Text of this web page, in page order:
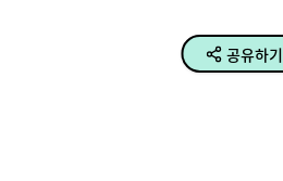
공유하기